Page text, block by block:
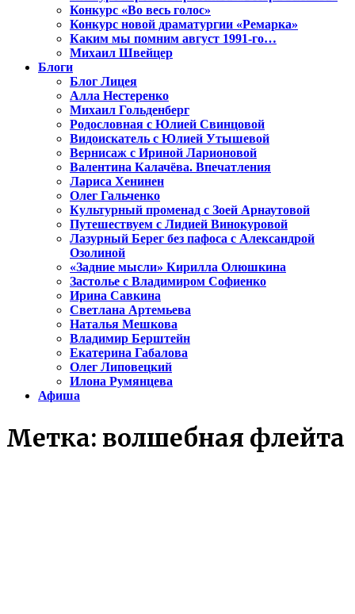
Конкурс «Во весь голос»
Конкурс новой драматургии «Ремарка»
Каким мы помним август 1991-го…
Михаил Швейцер
Блоги
Блог Лицея
Алла Нестеренко
Михаил Гольденберг
Родословная с Юлией Свинцовой
Видоискатель с Юлией Утышевой
Вернисаж с Ириной Ларионовой
Валентина Калачёва. Впечатления
Лариса Хенинен
Олег Гальченко
Культурный променад с Зоей Арнаутовой
Путешествуем с Лидией Винокуровой
Лазурный Берег без пафоса с Александрой
Озолиной
«Задние мысли» Кирилла Олюшкина
Застолье с Владимиром Софиенко
Ирина Савкина
Светлана Артемьева
Наталья Мешкова
Владимир Берштейн
Екатерина Габалова
Олег Липовецкий
Илона Румянцева
Афиша
Метка: волшебная флейта